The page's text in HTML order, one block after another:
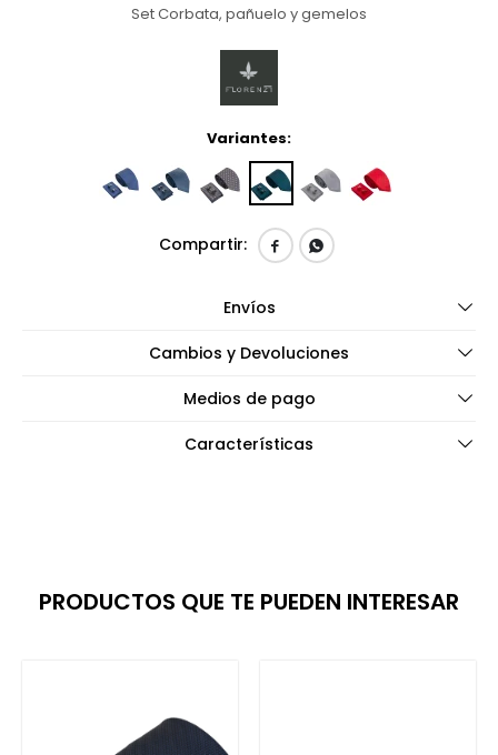
Set Corbata, pañuelo y gemelos
Variantes:
 
Envíos
Cambios y Devoluciones
Medios de pago
Características
PRODUCTOS QUE TE PUEDEN INTERESAR